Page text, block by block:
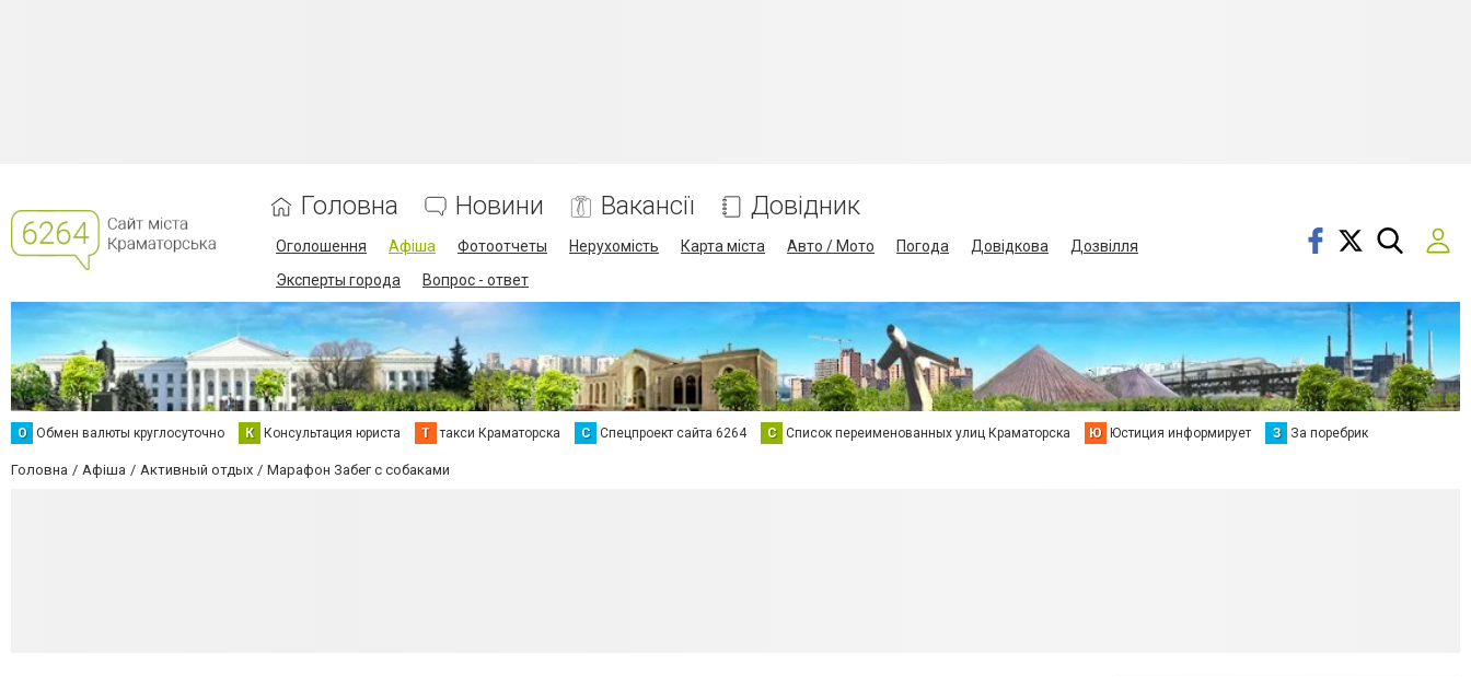
Головна Новини Вакансії Довідник
Оголошення Афіша Фотоотчеты Нерухомість Карта міста Авто / Мото Погода Довідкова
Дозвілля
Эксперты города
Вопрос - ответ
О Обмен валюты круглосуточно К Консультация юриста Т такси Краматорска С Спецпроект сайта 6264 С Список переименованных улиц Краматорска Ю Юстиция информирует З За поребрик
Головна Афіша Активный отдых Марафон Забег с собаками